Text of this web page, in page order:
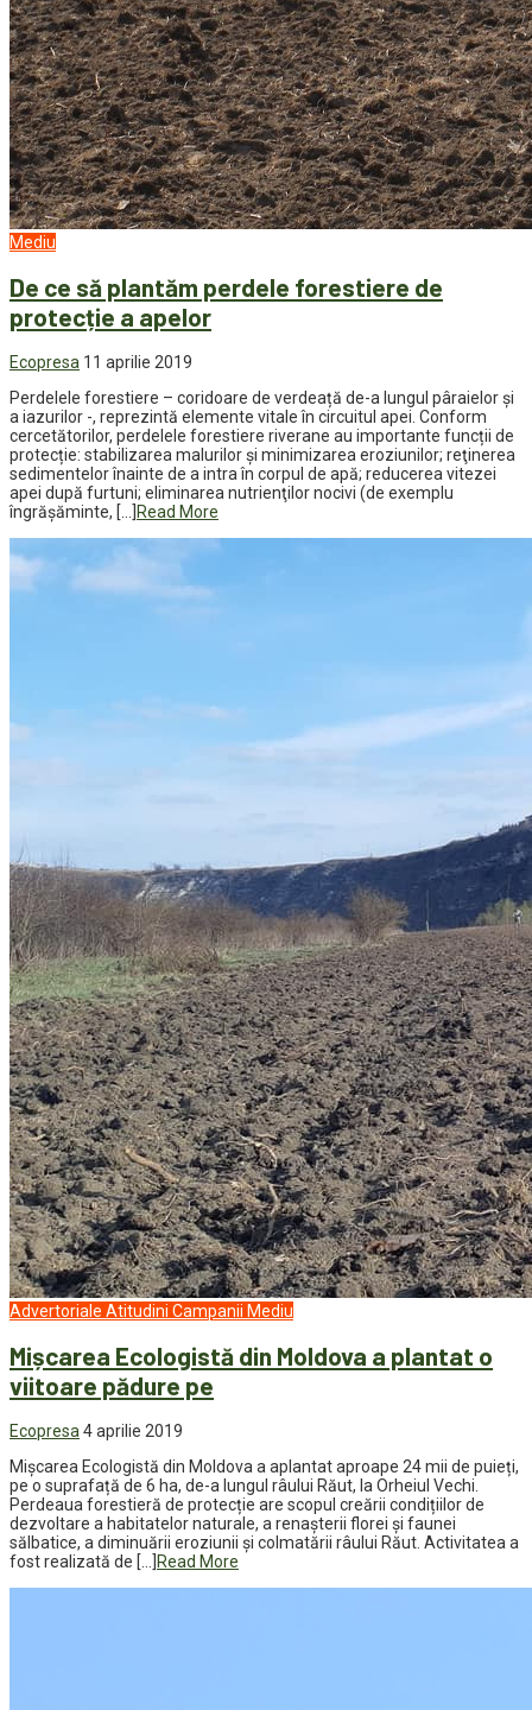
Mediu
De ce să plantăm perdele forestiere de
protecție a apelor
Ecopresa 11 aprilie 2019
Perdelele forestiere – coridoare de verdeață de-a lungul pâraielor și
a iazurilor -, reprezintă elemente vitale în circuitul apei. Conform
cercetătorilor, perdelele forestiere riverane au importante funcții de
protecție: stabilizarea malurilor și minimizarea eroziunilor; reţinerea
sedimentelor înainte de a intra în corpul de apă; reducerea vitezei
apei după furtuni; eliminarea nutrienţilor nocivi (de exemplu
îngrăşăminte, […]
Read More
Advertoriale Atitudini Campanii Mediu
Mișcarea Ecologistă din Moldova a plantat o
viitoare pădure pe
Ecopresa 4 aprilie 2019
Mișcarea Ecologistă din Moldova a aplantat aproape 24 mii de puieți,
pe o suprafață de 6 ha, de-a lungul râului Răut, la Orheiul Vechi.
Perdeaua forestieră de protecție are scopul creării condițiilor de
dezvoltare a habitatelor naturale, a renașterii florei și faunei
sălbatice, a diminuării eroziunii și colmatării râului Răut. Activitatea a
fost realizată de […]
Read More